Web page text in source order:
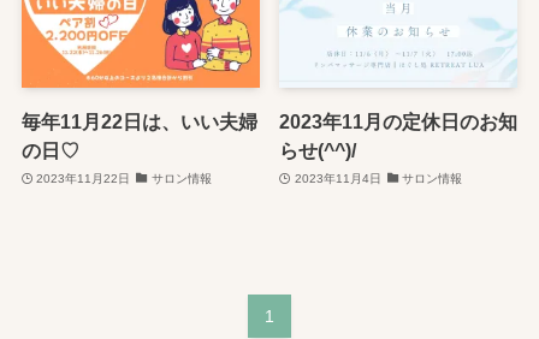
毎年11月22日は、いい夫婦
の日♡
2023年11月22日 サロン情報
2023年11月の定休日のお知
らせ(^^)/
2023年11月4日 サロン情報
1